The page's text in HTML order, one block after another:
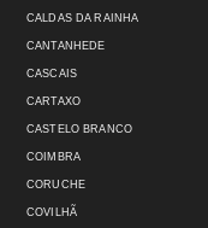
CALDAS DA RAINHA
CANTANHEDE
CASCAIS
CARTAXO
CASTELO BRANCO
COIMBRA
CORUCHE
COVILHÃ